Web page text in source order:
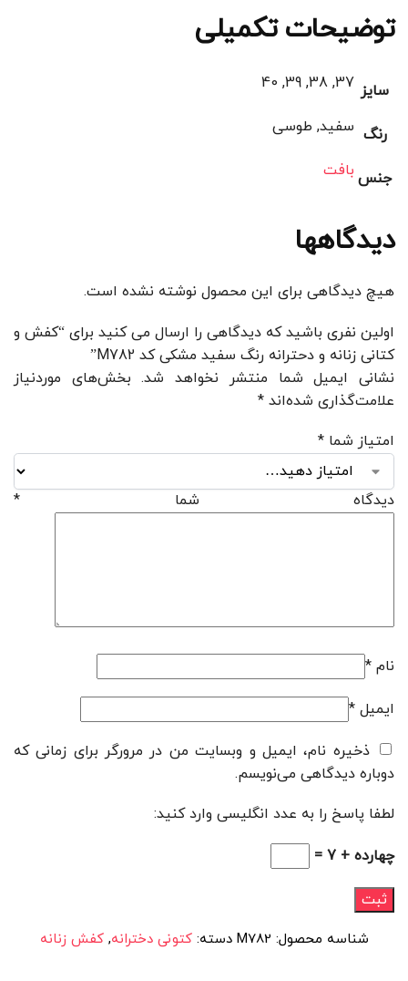
توضیحات تکمیلی
سایز 37, 38, 39, 40
رنگ سفید, طوسی
جنس بافت
دیدگاهها
هیچ دیدگاهی برای این محصول نوشته نشده است.
اولین نفری باشید که دیدگاهی را ارسال می کنید برای “کفش و
کتانی زنانه و دحترانه رنگ سفید مشکی کد M782”
نشانی ایمیل شما منتشر نخواهد شد. بخش‌های موردنیاز
علامت‌گذاری شده‌اند *
امتیاز شما *
دیدگاه شما *
نام *
ایمیل *
ذخیره نام، ایمیل و وبسایت من در مرورگر برای زمانی که
دوباره دیدگاهی می‌نویسم.
لطفا پاسخ را به عدد انگلیسی وارد کنید:
چهارده + 7 =
شناسه محصول: M782 دسته:کتونی دخترانه,کفش زنانه